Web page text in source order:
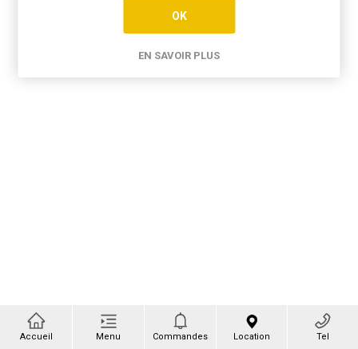
Accueil Menu Commandes Location Tel
OK
EN SAVOIR PLUS